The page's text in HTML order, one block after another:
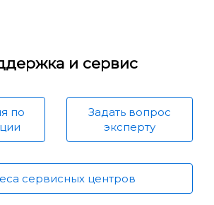
и сервис
по
Задать вопрос
эксперту
сервисных центров